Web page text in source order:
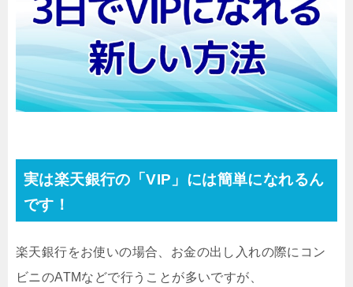
実は楽天銀行の「VIP」には簡単になれるん
です！
楽天銀行をお使いの場合、お金の出し入れの際にコン
ビニのATMなどで行うことが多いですが、